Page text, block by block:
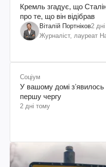
Кремль згадує, що
про те, що він відібрав
Віталій Портніков2
Журналіст, лауреат
Соціум
У вашому домі
першу чергу
2 дні тому